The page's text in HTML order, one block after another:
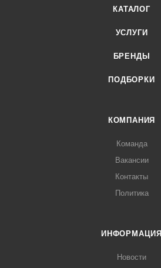
КАТАЛОГ
УСЛУГИ
БРЕНДЫ
ПОДБОРКИ
КОМПАНИЯ
Команда
Вакансии
Контакты
Политика
ИНФОРМАЦИЯ
Новости